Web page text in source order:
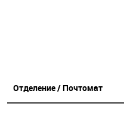
Отделение / Почтомат